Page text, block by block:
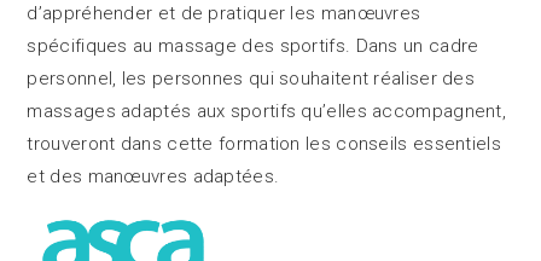
d’appréhender et de pratiquer les manœuvres
spécifiques au massage des sportifs. Dans un cadre
personnel, les personnes qui souhaitent réaliser des
massages adaptés aux sportifs qu’elles accompagnent,
trouveront dans cette formation les conseils essentiels
et des manœuvres adaptées.